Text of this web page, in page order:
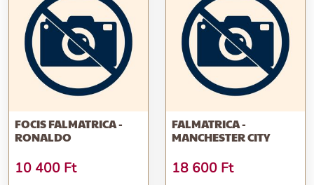
FOCIS FALMATRICA -
RONALDO
10 400 Ft
FALMATRICA -
MANCHESTER CITY
18 600 Ft